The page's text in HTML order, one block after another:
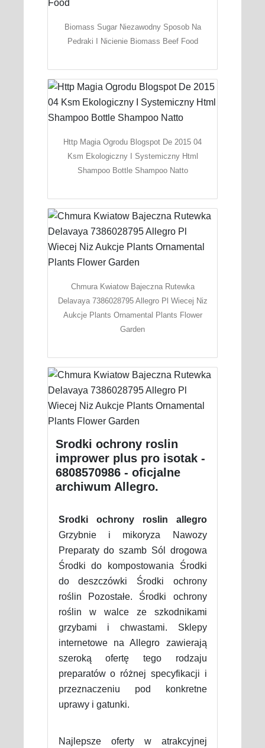
Biomass Sugar Niezawodny Sposob Na
Pedraki I Nicienie Biomass Beef Food
Http Magia Ogrodu Blogspot De 2015 04
Ksm Ekologiczny I Systemiczny Html
Shampoo Bottle Shampoo Natto
Chmura Kwiatow Bajeczna Rutewka
Delavaya 7386028795 Allegro Pl Wiecej Niz
Aukcje Plants Ornamental Plants Flower
Garden
Srodki ochrony roslin
imprower plus pro isotak -
6808570986 - oficjalne
archiwum Allegro.
Srodki ochrony roslin allegro
Grzybnie i mikoryza Nawozy
Preparaty do szamb Sól drogowa
Środki do kompostowania Środki
do deszczówki Środki ochrony
roślin Pozostałe. Środki ochrony
roślin w walce ze szkodnikami
grzybami i chwastami. Sklepy
internetowe na Allegro zawierają
szeroką ofertę tego rodzaju
preparatów o różnej specyfikacji i
przeznaczeniu pod konkretne
uprawy i gatunki.
Najlepsze oferty w atrakcyjnej